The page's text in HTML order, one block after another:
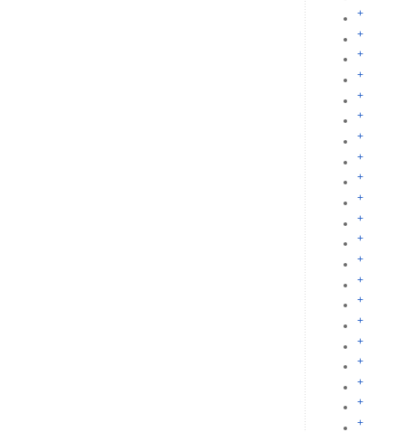
+
+
+
+
+
+
+
+
+
+
+
+
+
+
+
+
+
+
+
+
+